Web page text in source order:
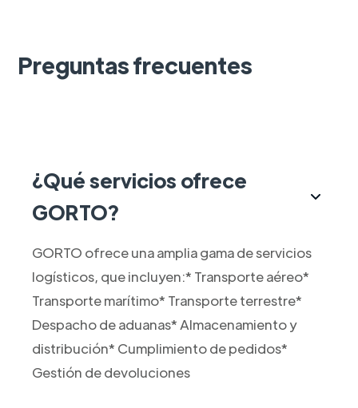
Preguntas frecuentes
¿Qué servicios ofrece
GORTO?
GORTO ofrece una amplia gama de servicios
logísticos, que incluyen:* Transporte aéreo*
Transporte marítimo* Transporte terrestre*
Despacho de aduanas* Almacenamiento y
distribución* Cumplimiento de pedidos*
Gestión de devoluciones